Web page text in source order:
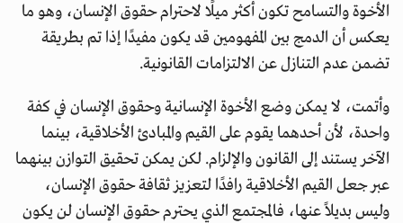
الأخوة والتسامح تكون أكثر ميلًا لاحترام حقوق الإنسان، وهو ما
يعكس أن الدمج بين المفهومين قد يكون مفيدًا إذا تم بطريقة
تضمن عدم التنازل عن الالتزامات القانونية.
وأتمت، لا يمكن وضع الأخوة الإنسانية وحقوق الإنسان في كفة
واحدة، لأن أحدهما يقوم على القيم والمبادئ الأخلاقية، بينما
الآخر يستند إلى القانون والإلزام. لكن يمكن تحقيق التوازن بينهما
عبر جعل القيم الأخلاقية رافدًا لتعزيز ثقافة حقوق الإنسان،
وليس بديلاً عنها، فالمجتمع الذي يحترم حقوق الإنسان لن يكون